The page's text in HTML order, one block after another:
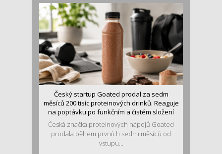
Český startup Goated prodal za sedm
měsíců 200 tisíc proteinových drinků. Reaguje
na poptávku po funkčním a čistém složení
Česká značka proteinových nápojů Goated
prodala během prvních sedmi měsíců od
vstupu...